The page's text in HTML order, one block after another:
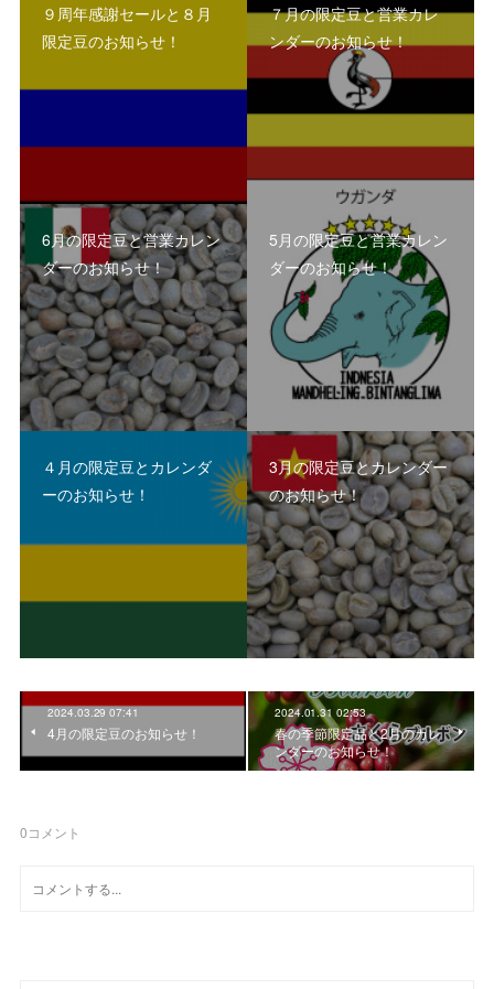
９周年感謝セールと８月
限定豆のお知らせ！
７月の限定豆と営業カレ
ンダーのお知らせ！
6月の限定豆と営業カレン
ダーのお知らせ！
5月の限定豆と営業カレン
ダーのお知らせ！
４月の限定豆とカレンダ
ーのお知らせ！
3月の限定豆とカレンダー
のお知らせ！
2024.03.29 07:41
4月の限定豆のお知らせ！
2024.01.31 02:53
春の季節限定品と2月のカレ
ンダーのお知らせ！
0コメント